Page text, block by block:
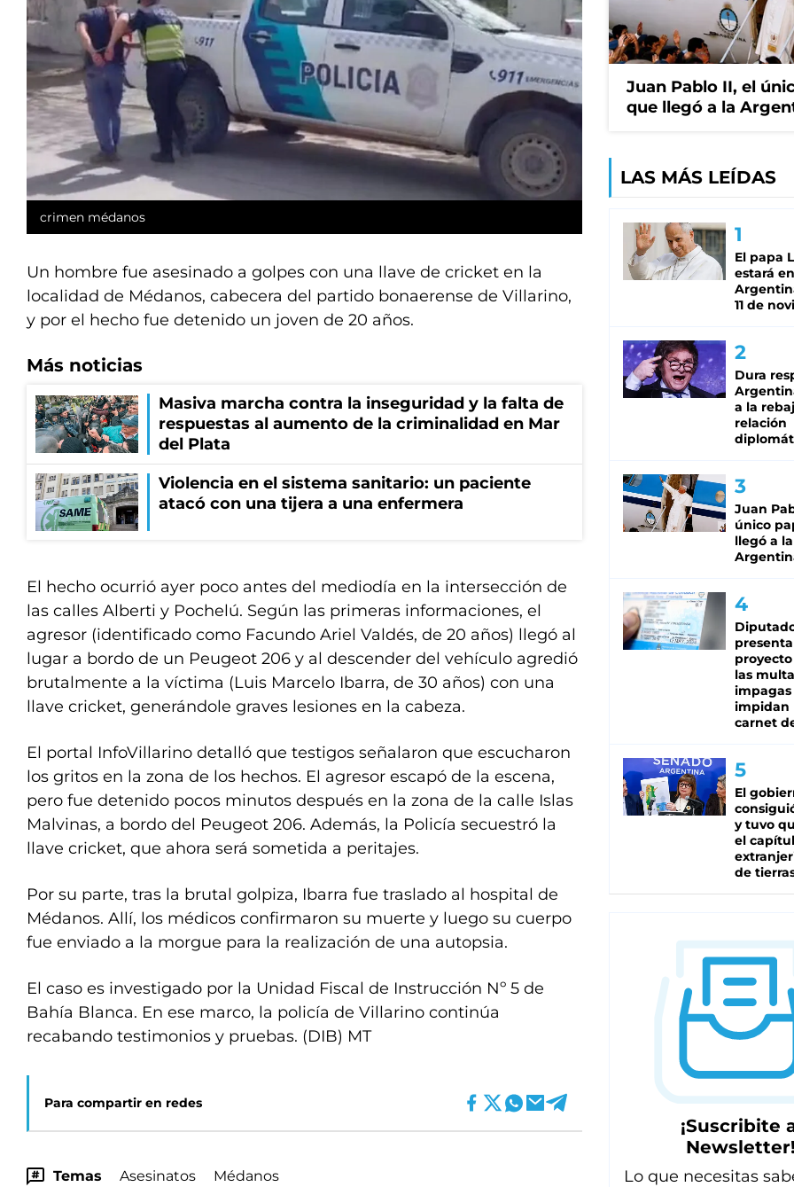
crimen médanos
Un hombre fue asesinado a golpes con una llave de cricket en la
localidad de Médanos, cabecera del partido bonaerense de Villarino,
y por el hecho fue detenido un joven de 20 años.
Más noticias
Masiva marcha contra la inseguridad y la falta de
respuestas al aumento de la criminalidad en Mar
del Plata
Violencia en el sistema sanitario: un paciente
atacó con una tijera a una enfermera
El hecho ocurrió ayer poco antes del mediodía en la intersección de
las calles Alberti y Pochelú. Según las primeras informaciones, el
agresor (identificado como Facundo Ariel Valdés, de 20 años) llegó al
lugar a bordo de un Peugeot 206 y al descender del vehículo agredió
brutalmente a la víctima (Luis Marcelo Ibarra, de 30 años) con una
llave cricket, generándole graves lesiones en la cabeza.
El portal InfoVillarino detalló que testigos señalaron que escucharon
los gritos en la zona de los hechos. El agresor escapó de la escena,
pero fue detenido pocos minutos después en la zona de la calle Islas
Malvinas, a bordo del Peugeot 206. Además, la Policía secuestró la
llave cricket, que ahora será sometida a peritajes.
Por su parte, tras la brutal golpiza, Ibarra fue traslado al hospital de
Médanos. Allí, los médicos confirmaron su muerte y luego su cuerpo
fue enviado a la morgue para la realización de una autopsia.
El caso es investigado por la Unidad Fiscal de Instrucción Nº 5 de
Bahía Blanca. En ese marco, la policía de Villarino continúa
recabando testimonios y pruebas. (DIB) MT
Para compartir en redes
Temas Asesinatos Médanos
Juan Pablo II, el
que llegó a la
LAS MÁS LEÍDAS
El papa
estará
11 de
Dura
a la
relación
Juan
único
llegó a la
las
impagas
impidan
carnet
El
y tuvo
el
de
¡Suscribite
Newsletter!
Lo que necesitas